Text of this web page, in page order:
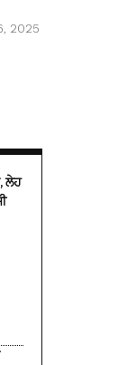
2025
ਲੇਹ